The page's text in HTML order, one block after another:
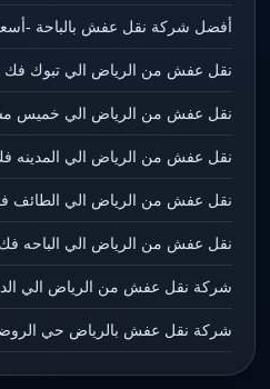
أفضل شركة نقل عفش بالباحة -
نقل عفش من الرياض الي تبوك فك
نقل عفش من الرياض الي خميس
نقل عفش من الرياض الي المدينه
نقل عفش من الرياض الي الطائف
نقل عفش من الرياض الي الباحه
شركة نقل عفش من الرياض الي
شركة نقل عفش بالرياض حي